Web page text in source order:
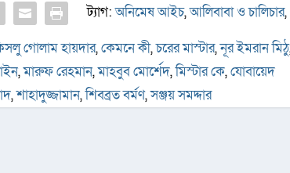
ট্যাগ:অনিমেষ আইচ,আলিবাবা ও চালিচার,
গোলাম হায়দার,কেমনে কী,চরের মাস্টার,নূর ইমরান মিঠু
,মারুফ রেহমান,মাহবুব মোর্শেদ,মিস্টার কে,যোবায়েদ
,শাহাদুজ্জামান,শিবব্রত বর্মণ,সঞ্জয় সমদ্দার